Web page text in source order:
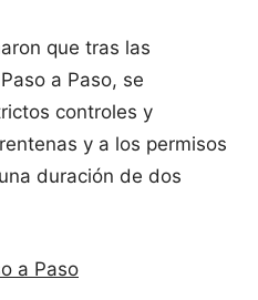
que tras las
a Paso, se
controles y
y a los permisos
duración de dos
a Paso